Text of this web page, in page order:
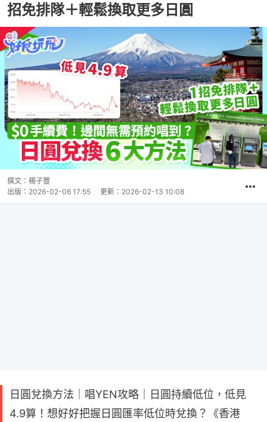
招免排隊＋輕鬆換取更多日圓
撰文： 楊子豐
出版： 2026-02-06 17:55 更新： 2026-02-13 10:08
日圓兌換方法｜唱YEN攻略｜日圓持續低位，低見
4.9算！想好好把握日圓匯率低位時兌換？《香港